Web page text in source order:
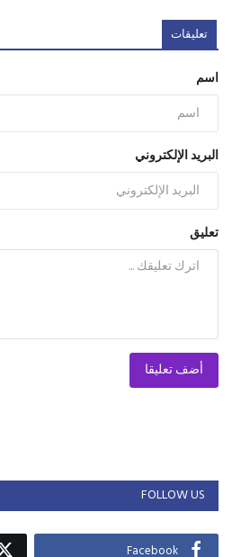
تعليقات
اسم
البريد الإلكتروني
تعليق
أضف تعليقا
FOLLOW US
Facebook